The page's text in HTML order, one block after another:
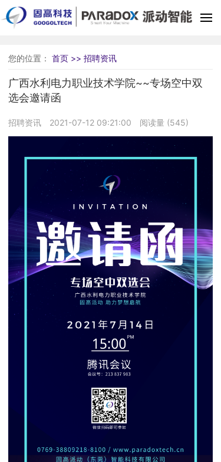
您的位置： 首页 >> 招聘资讯
广西水利电力职业技术学院~~专场空中双
选会邀请函
招聘资讯 2021-07-12 09:21:00 阅读量 (545)